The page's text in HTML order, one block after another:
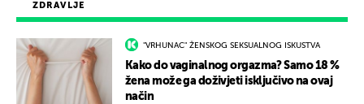
ZDRAVLJE
"VRHUNAC" ŽENSKOG SEKSUALNOG ISKUSTVA
Kako do vaginalnog orgazma? Samo 18 %
žena može ga doživjeti isključivo na ovaj
način